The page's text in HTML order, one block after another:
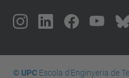
© UPCEscola d'Enginyeria de